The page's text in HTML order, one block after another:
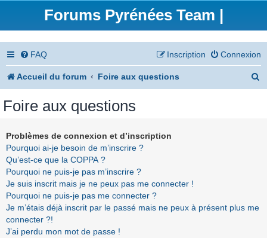
Forums Pyrénées Team |
FAQ Connexion
Inscription
Accueil du forum Foire aux questions
Foire aux questions
Problèmes de connexion et d’inscription
Pourquoi ai-je besoin de m’inscrire ?
Qu’est-ce que la COPPA ?
Pourquoi ne puis-je pas m’inscrire ?
Je suis inscrit mais je ne peux pas me connecter !
Pourquoi ne puis-je pas me connecter ?
Je m’étais déjà inscrit par le passé mais ne peux à présent plus me
connecter ?!
J’ai perdu mon mot de passe !